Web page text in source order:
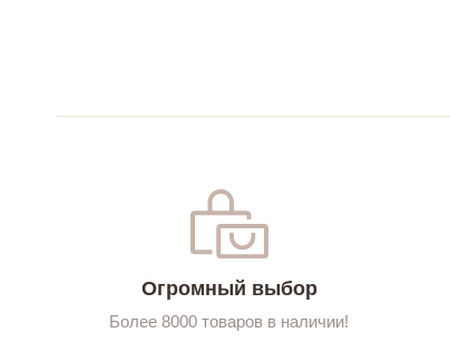
Огромный выбор
Более 8000 товаров в наличии!